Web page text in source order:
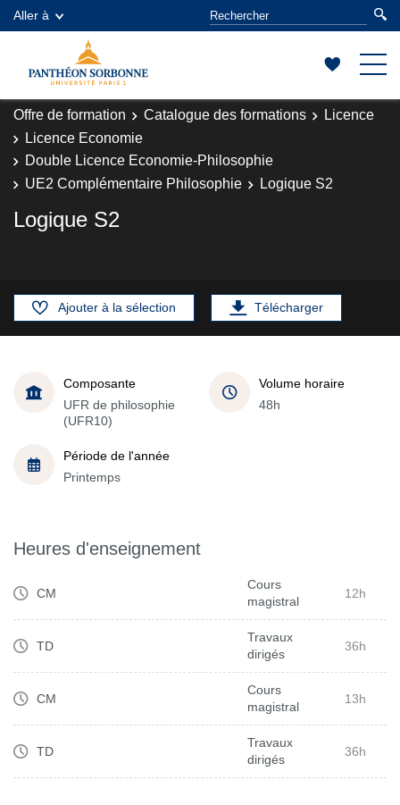
Aller à
Offre de formation Catalogue des formations
Licence
Licence Economie
Double Licence Economie-Philosophie
UE2 Complémentaire Philosophie
Logique S2
Logique S2
Ajouter à la sélection Télécharger
Composante
UFR de philosophie
(UFR10)
Volume horaire
48h
Période de l'année
Printemps
Heures d'enseignement
CM
Cours
magistral
12h
TD
Travaux
dirigés
36h
CM
Cours
magistral
13h
TD
Travaux
dirigés
36h